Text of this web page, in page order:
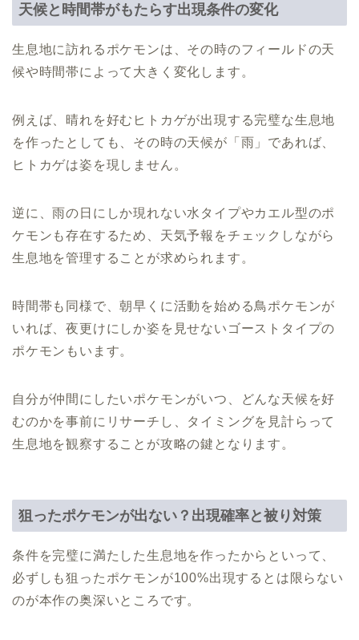
天候と時間帯がもたらす出現条件の変化
生息地に訪れるポケモンは、その時のフィールドの天
候や時間帯によって大きく変化します。
例えば、晴れを好むヒトカゲが出現する完璧な生息地
を作ったとしても、その時の天候が「雨」であれば、
ヒトカゲは姿を現しません。
逆に、雨の日にしか現れない水タイプやカエル型のポ
ケモンも存在するため、天気予報をチェックしながら
生息地を管理することが求められます。
時間帯も同様で、朝早くに活動を始める鳥ポケモンが
いれば、夜更けにしか姿を見せないゴーストタイプの
ポケモンもいます。
自分が仲間にしたいポケモンがいつ、どんな天候を好
むのかを事前にリサーチし、タイミングを見計らって
生息地を観察することが攻略の鍵となります。
狙ったポケモンが出ない？出現確率と被り対策
条件を完璧に満たした生息地を作ったからといって、
必ずしも狙ったポケモンが100%出現するとは限らない
のが本作の奥深いところです。